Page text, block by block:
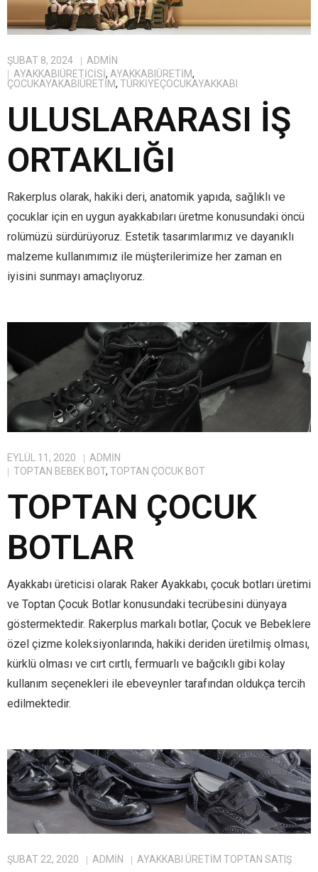
ŞUBAT 8, 2024
ADMIN
AYAKKABIÜRETICISI, AYAKKABIÜRETIM,
ÇOCUKAYAKABIÜRETIM, TÜRKIYEÇOCUKAYAKKABI
ULUSLARARASI İŞ
ORTAKLIĞI
Rakerplus olarak, hakiki deri, anatomik yapıda, sağlıklı ve
çocuklar için en uygun ayakkabıları üretme konusundaki öncü
rolümüzü sürdürüyoruz. Estetik tasarımlarımız ve dayanıklı
malzeme kullanımımız ile müşterilerimize her zaman en
iyisini sunmayı amaçlıyoruz.
EYLÜL 11, 2020
ADMIN
TOPTAN BEBEK BOT, TOPTAN ÇOCUK BOT
TOPTAN ÇOCUK
BOTLAR
Ayakkabı üreticisi olarak Raker Ayakkabı, çocuk botları üretimi
ve Toptan Çocuk Botlar konusundaki tecrübesini dünyaya
göstermektedir. Rakerplus markalı botlar, Çocuk ve Bebeklere
özel çizme koleksiyonlarında, hakiki deriden üretilmiş olması,
kürklü olması ve cırt cırtlı, fermuarlı ve bağcıklı gibi kolay
kullanım seçenekleri ile ebeveynler tarafından oldukça tercih
edilmektedir.
ŞUBAT 22, 2020 ADMIN AYAKKABI ÜRETIM TOPTAN SATIŞ